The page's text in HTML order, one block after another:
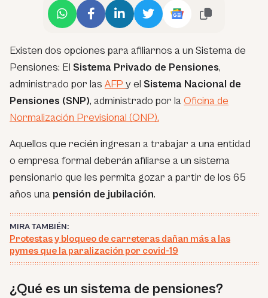
Existen dos opciones para afiliarnos a un Sistema de
Pensiones: El Sistema Privado de Pensiones,
administrado por las AFP y el Sistema Nacional de
Pensiones (SNP), administrado por la Oficina de
Normalización Previsional (ONP).
Aquellos que recién ingresan a trabajar a una entidad
o empresa formal deberán afiliarse a un sistema
pensionario que les permita gozar a partir de los 65
años una pensión de jubilación.
MIRA TAMBIÉN:
Protestas y bloqueo de carreteras dañan más a las
pymes que la paralización por covid-19
¿Qué es un sistema de pensiones?